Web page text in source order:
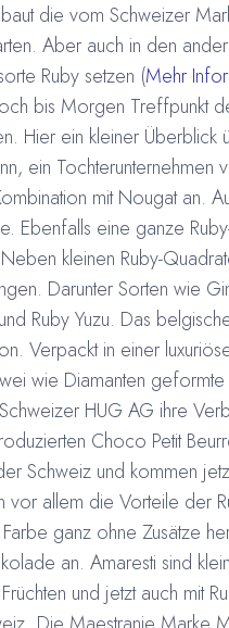
die vom Schweizer
Aber auch in den
Ruby setzen (Mehr
bis Morgen Treffpunkt
Hier ein kleiner Überblick
ein Tochterunternehmen
mit Nougat an.
Ebenfalls eine ganze
kleinen Ruby-
Darunter Sorten wie
Ruby Yuzu. Das
Verpackt in einer
wie Diamanten geformte
HUG AG ihre
Choco Petit
Schweiz und kommen
vor allem die Vorteile der
ganz ohne Zusätze
an. Amaresti sind
und jetzt auch mit